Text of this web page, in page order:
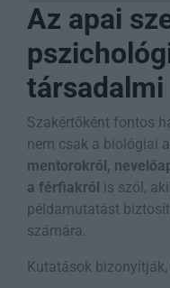
Az apai
társadalmi
Szakértőként fontos
nem csak a biológiai
mentorokról,
a férfiakról is szól,
példamutatást
számára.
Kutatások